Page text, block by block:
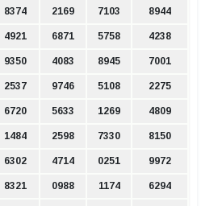
8374 2169 7103 8944
4921 6871 5758 4238
9350 4083 8945 7001
2537 9746 5108 2275
6720 5633 1269 4809
1484 2598 7330 8150
6302 4714 0251 9972
8321 0988 1174 6294